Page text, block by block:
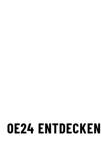
OE24 ENTDECKEN